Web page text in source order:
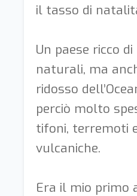
il tasso di
Un paese ricco
naturali, ma
ridosso
perciò molto
tifoni, terremoti
vulcaniche.
Era il mio primo